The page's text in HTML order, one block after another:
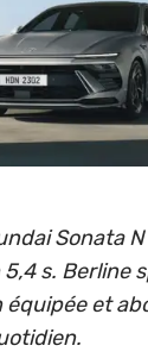
Sonata
s. Berline
et